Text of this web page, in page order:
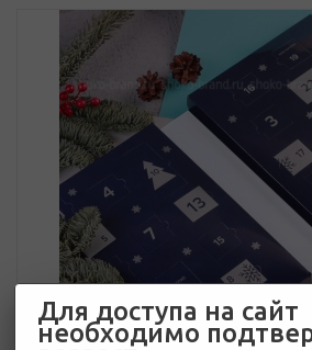
Для доступа на сайт
необходимо